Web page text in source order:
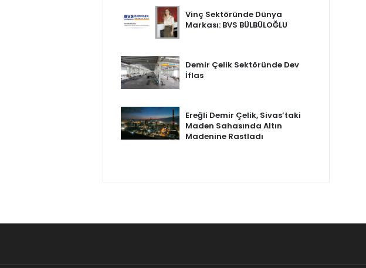
Vinç Sektöründe Dünya
Markası: BVS BÜLBÜLOĞLU
Demir Çelik Sektöründe Dev
İflas
Ereğli Demir Çelik, Sivas’taki
Maden Sahasında Altın
Madenine Rastladı